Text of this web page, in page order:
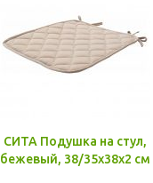
СИТА Подушка на стул,
бежевый, 38/35x38x2 см